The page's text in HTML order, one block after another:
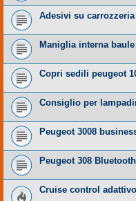
Adesivi su carrozzeria
Maniglia interna baule
Copri sedili peugeot
Consiglio per
Peugeot 3008
Peugeot 308 Bluetooth
Cruise control adattivo